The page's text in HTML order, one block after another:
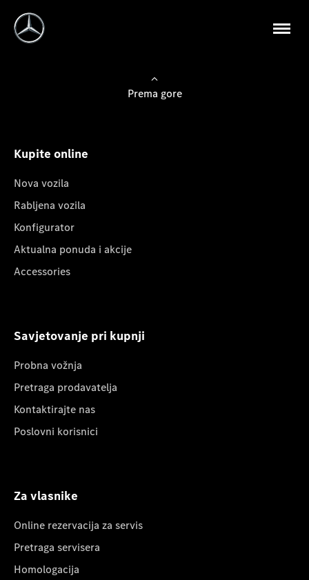
Prema gore
Kupite online
Nova vozila
Rabljena vozila
Konfigurator
Aktualna ponuda i akcije
Accessories
Savjetovanje pri kupnji
Probna vožnja
Pretraga prodavatelja
Kontaktirajte nas
Poslovni korisnici
Za vlasnike
Online rezervacija za servis
Pretraga servisera
Homologacija